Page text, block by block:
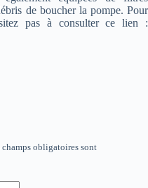
de boucher la pompe. Pour
pas à consulter ce lien :
champs obligatoires sont